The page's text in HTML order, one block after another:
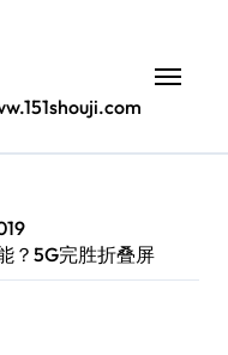
？5G完胜折叠屏